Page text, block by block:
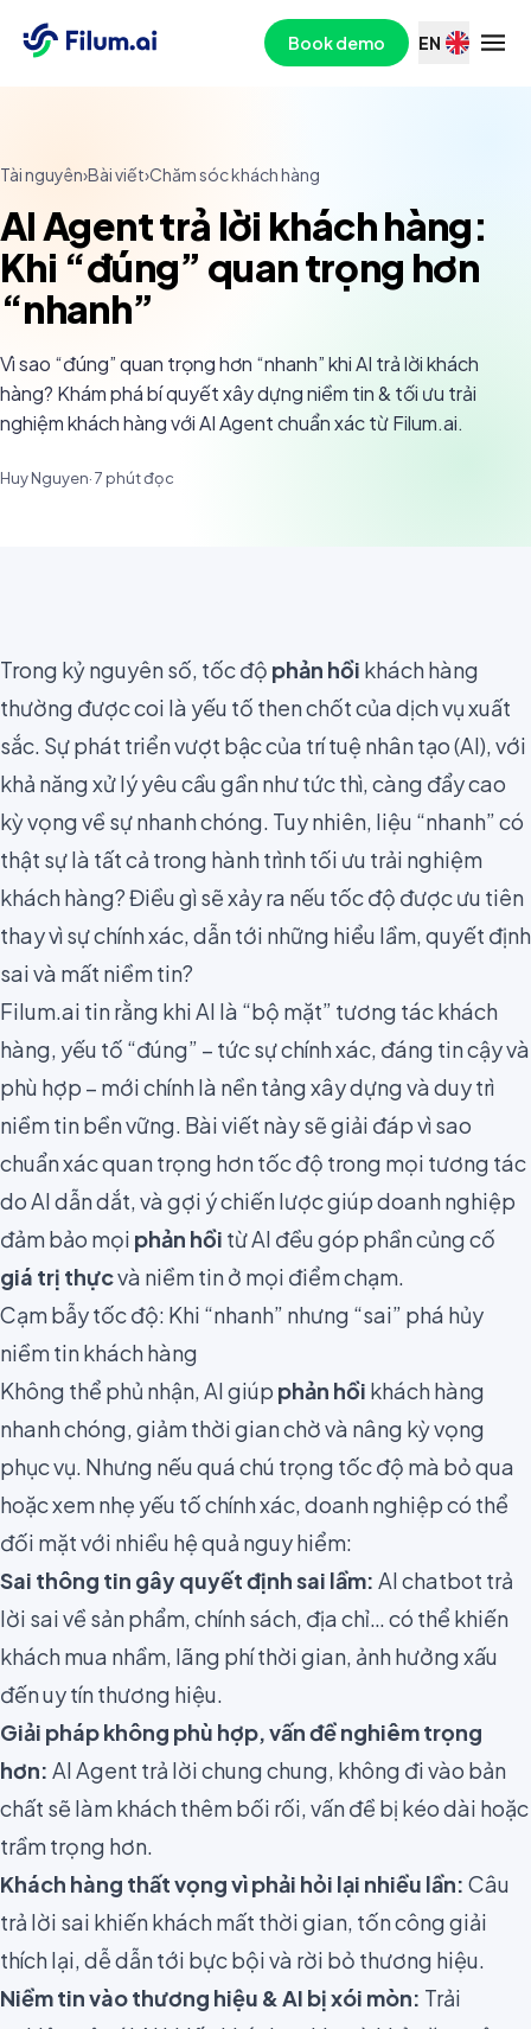
Book demo EN
Tài nguyên›Bài viết›Chăm sóc khách hàng
AI Agent trả lời khách hàng:
Khi “đúng” quan trọng hơn
“nhanh”
Vì sao “đúng” quan trọng hơn “nhanh” khi AI trả lời khách
hàng? Khám phá bí quyết xây dựng niềm tin & tối ưu trải
nghiệm khách hàng với AI Agent chuẩn xác từ Filum.ai.
Huy Nguyen·7 phút đọc
Trong kỷ nguyên số, tốc độ phản hồi khách hàng
thường được coi là yếu tố then chốt của dịch vụ xuất
sắc. Sự phát triển vượt bậc của trí tuệ nhân tạo (AI), với
khả năng xử lý yêu cầu gần như tức thì, càng đẩy cao
kỳ vọng về sự nhanh chóng. Tuy nhiên, liệu “nhanh” có
thật sự là tất cả trong hành trình tối ưu trải nghiệm
khách hàng? Điều gì sẽ xảy ra nếu tốc độ được ưu tiên
thay vì sự chính xác, dẫn tới những hiểu lầm, quyết định
sai và mất niềm tin?
Filum.ai tin rằng khi AI là “bộ mặt” tương tác khách
hàng, yếu tố “đúng” – tức sự chính xác, đáng tin cậy và
phù hợp – mới chính là nền tảng xây dựng và duy trì
niềm tin bền vững. Bài viết này sẽ giải đáp vì sao
chuẩn xác quan trọng hơn tốc độ trong mọi tương tác
do AI dẫn dắt, và gợi ý chiến lược giúp doanh nghiệp
đảm bảo mọi phản hồi từ AI đều góp phần củng cố
giá trị thựcvà niềm tin ở mọi điểm chạm.
Cạm bẫy tốc độ: Khi “nhanh” nhưng “sai” phá hủy
niềm tin khách hàng
Không thể phủ nhận, AI giúp phản hồi khách hàng
nhanh chóng, giảm thời gian chờ và nâng kỳ vọng
phục vụ. Nhưng nếu quá chú trọng tốc độ mà bỏ qua
hoặc xem nhẹ yếu tố chính xác, doanh nghiệp có thể
đối mặt với nhiều hệ quả nguy hiểm:
Sai thông tin gây quyết định sai lầm: AI chatbot trả
lời sai về sản phẩm, chính sách, địa chỉ… có thể khiến
khách mua nhầm, lãng phí thời gian, ảnh hưởng xấu
đến uy tín thương hiệu.
Giải pháp không phù hợp, vấn đề nghiêm trọng
hơn: AI Agent trả lời chung chung, không đi vào bản
chất sẽ làm khách thêm bối rối, vấn đề bị kéo dài hoặc
trầm trọng hơn.
Khách hàng thất vọng vì phải hỏi lại nhiều lần: Câu
trả lời sai khiến khách mất thời gian, tốn công giải
thích lại, dễ dẫn tới bực bội và rời bỏ thương hiệu.
Niềm tin vào thương hiệu & AI bị xói mòn: Trải